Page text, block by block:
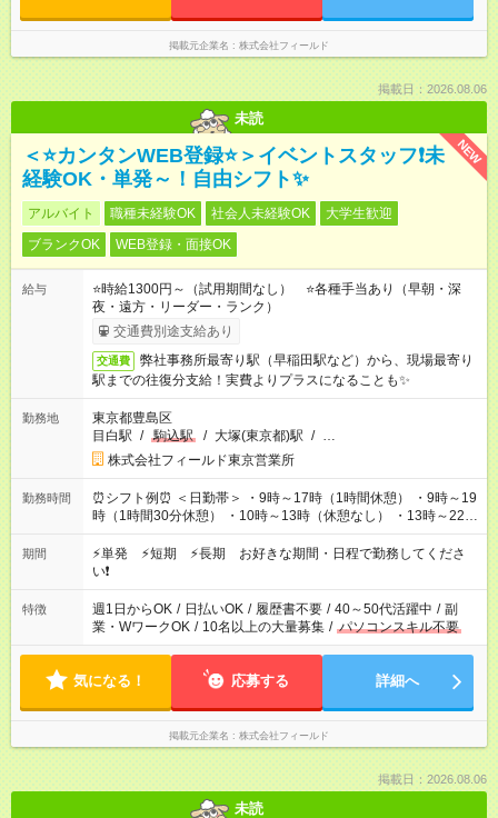
掲載元企業名 株式会社フィールド
掲載日：2026.08.06
未読
NEW
＜⭐カンタンWEB登録⭐＞イベントスタッフ❗未
経験OK・単発～！自由シフト✨
アルバイト 職種未経験OK 社会人未経験OK
大学生歓迎
ブランクOK
WEB登録・面接OK
給与
⭐時給1300円～（試用期間なし） ⭐各種手当あり（早朝・深
夜・遠方・リーダー・ランク）
交通費別途支給あり
交通費
弊社事務所最寄り駅（早稲田駅など）から、現場最寄り
駅までの往復分支給！実費よりプラスになることも✨
勤務地
東京都豊島区
目白駅 / 駒込駅 / 大塚(東京都)駅 / …
株式会社フィールド東京営業所
勤務時間
⏰シフト例⏰ ＜日勤帯＞ ・9時～17時（1時間休憩） ・9時～19
時（1時間30分休憩） ・10時～13時（休憩なし） ・13時～22時
（1時間休憩） ＜夜勤帯＞ ・22時～午前2時（休憩なし） ・23
時～午前7時（1時間休憩） ・午前0時～6時（休憩なし） ※案件
や日程により変動があります。 ※なるべく希望シフトに合うよ
う調整しております。
期間
⚡単発 ⚡短期 ⚡長期 お好きな期間・日程で勤務してくださ
い❗
特徴 週1日からOK / 日払いOK / 履歴書不要 / 40～50代活躍中 / 副
業・WワークOK / 10名以上の大量募集 / パソコンスキル不要
気になる！ 応募する 詳細へ
掲載元企業名 株式会社フィールド
掲載日：2026.08.06
未読